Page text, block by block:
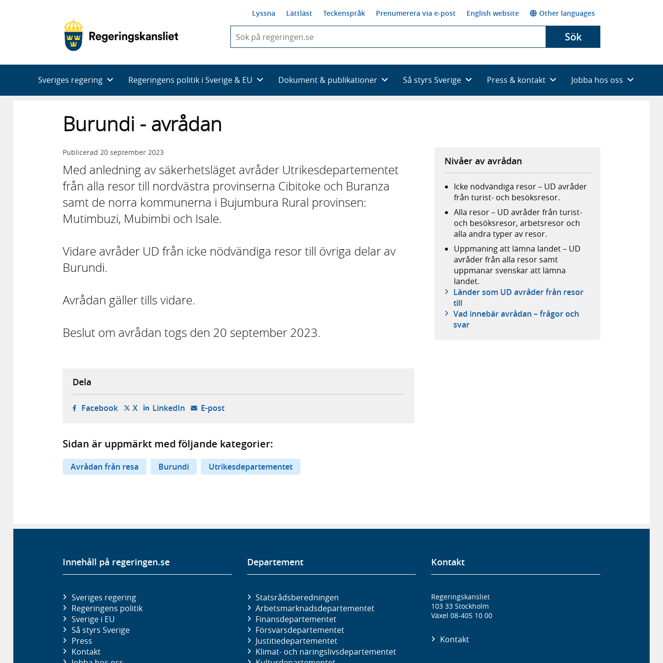
Lyssna Lättläst Teckenspråk Prenumerera via e-post English website Other languages
du
skriva
framträder
en
Sök
Sveriges regering Regeringens politik i Sverige & EU Dokument & publikationer Så styrs Sverige Press & kontakt Jobba hos oss
Burundi - avrådan
Publicerad 20 september 2023
Med anledning av säkerhetsläget avråder Utrikesdepartementet
från alla resor till nordvästra provinserna Cibitoke och Buranza
samt de norra kommunerna i Bujumbura Rural provinsen:
Mutimbuzi, Mubimbi och Isale.
Vidare avråder UD från icke nödvändiga resor till övriga delar av
Burundi.
Avrådan gäller tills vidare.
Beslut om avrådan togs den 20 september 2023.
Nivåer av avrådan
Icke nödvändiga resor – UD avråder
från turist- och besöksresor.
Alla resor – UD avråder från turist-
och besöksresor, arbetsresor och
alla andra typer av resor.
Uppmaning att lämna landet – UD
avråder från alla resor samt
uppmanar svenskar att lämna
landet.
Länder som UD avråder från resor
till
Vad innebär avrådan – frågor och
svar
Dela
Facebook- öppnas i ny flik, extern webbplats,
X- öppnas i ny flik, extern webbplats,
LinkedIn- öppnas i ny flik, extern webbplats,
E-post- öppnar din e-postklient,
Sidan är uppmärkt med följande kategorier:
Avrådan från resa Burundi Utrikesdepartementet
Innehåll på regeringen.se
Sveriges regering
Regeringens politik
Sverige i EU
Så styrs Sverige
Press
Kontakt
Departement
Statsrådsberedningen
Arbetsmarknads­departementet
Finans­departementet
Försvars­departementet
Justitie­departementet
Klimat- och näringslivs­departementet
Kontakt
Regeringskansliet
103 33 Stockholm
Växel 08-405 10 00
Kontakt